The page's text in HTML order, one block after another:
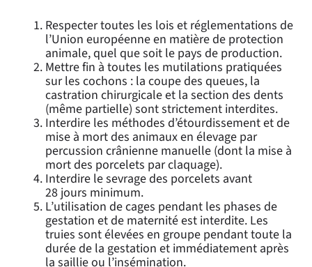
Respecter toutes les lois et réglementations de
l’Union européenne en matière de protection
animale, quel que soit le pays de production.
Mettre fin à toutes les mutilations pratiquées
sur les cochons : la coupe des queues, la
castration chirurgicale et la section des dents
(même partielle) sont strictement interdites.
Interdire les méthodes d’étourdissement et de
mise à mort des animaux en élevage par
percussion crânienne manuelle (dont la mise à
mort des porcelets par claquage).
Interdire le sevrage des porcelets avant
28 jours minimum.
L’utilisation de cages pendant les phases de
gestation et de maternité est interdite. Les
truies sont élevées en groupe pendant toute la
durée de la gestation et immédiatement après
la saillie ou l’insémination.